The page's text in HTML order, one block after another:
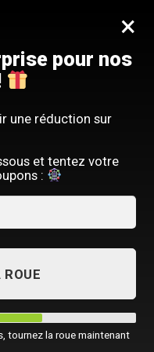
×
pour nos
une réduction sur
et tentez votre
:
ROUE
tournez la roue maintenant